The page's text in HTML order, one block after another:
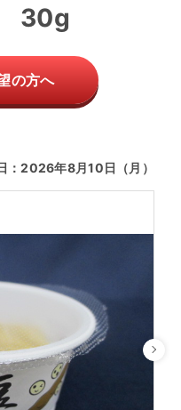
30g
の方へ
：2026年8月10日（月）